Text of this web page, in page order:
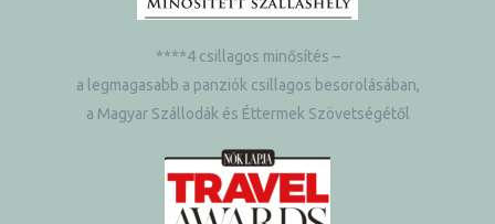
****4 csillagos minősítés –
a legmagasabb a panziók csillagos besorolásában,
a Magyar Szállodák és Éttermek Szövetségétől